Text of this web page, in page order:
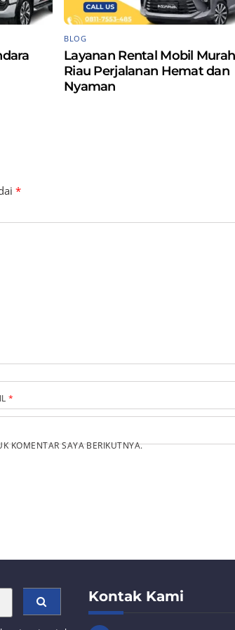
BLOG
Layanan Rental Mobil Murah
Riau Perjalanan Hemat dan
Nyaman
*
*
KOMENTAR SAYA BERIKUTNYA.
Kontak Kami